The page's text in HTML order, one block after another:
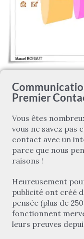
Premier
Vous êtes
vous ne savez pas
contact avec un
parce que nous
raisons !
Heureusement
publicité ont créé
pensée (plus de
fonctionnent
leurs preuves